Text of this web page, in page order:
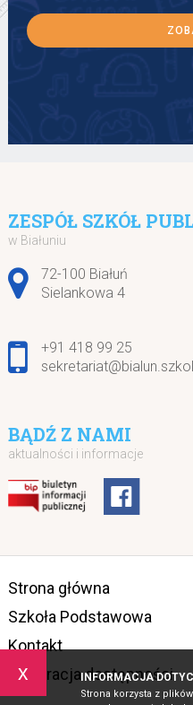
x INFORMACJA
Strona korzysta z
ZESPÓŁ SZKÓŁ
w Białuniu
Adres pocztowy:
72-100 Białuń
Sielankowa 4
+91 418 99 25
BĄDŹ Z NAMI
aktualności i informacje
Strona główna
Szkoła Podstawowa
Kontakt
Deklaracja dostępności